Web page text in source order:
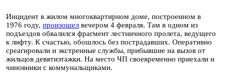
Инцидент в жилом многоквартирном доме, построенном в
1976 году, произошел вечером 4 февраля. Там в одном из
подъездов обвалился фрагмент лестничного пролета, ведущего
к лифту. К счастью, обошлось без пострадавших. Оперативно
среагировали и экстренные службы, прибывшие на вызов от
жильцов девятиэтажки. На место ЧП своевременно приехали и
чиновники с коммунальщиками.